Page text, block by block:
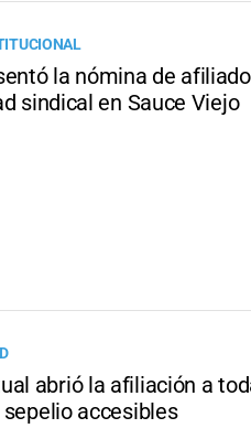
la nómina de
sindical en Sauce Viejo
abrió la afiliación a
accesibles